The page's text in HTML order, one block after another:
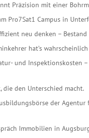
Präzision mit einer
Pro7Sat1 Campus in
neu denken –
hat’s
und Inspektionskosten
die den Unterschied macht.
der Agentur
Immobilien in